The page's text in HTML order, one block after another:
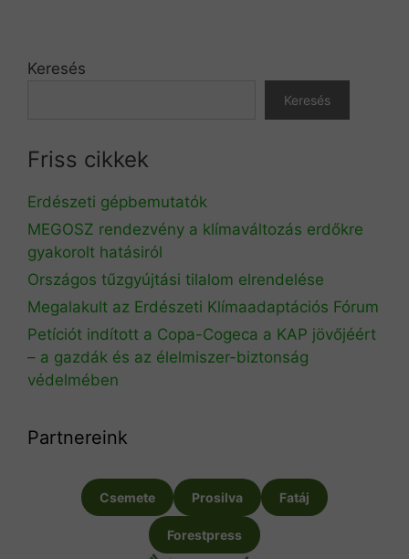
Keresés
Keresés
Friss cikkek
Erdészeti gépbemutatók
MEGOSZ rendezvény a klímaváltozás erdőkre
gyakorolt hatásiról
Országos tűzgyújtási tilalom elrendelése
Megalakult az Erdészeti Klímaadaptációs Fórum
Petíciót indított a Copa-Cogeca a KAP jövőjéért
– a gazdák és az élelmiszer-biztonság
védelmében
Partnereink
Csemete Prosilva Fatáj
Forestpress